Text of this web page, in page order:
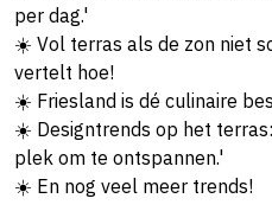
per dag.'
☀️ Vol terras als de zon niet
vertelt hoe!
☀️ Friesland is dé culinaire
☀️ Designtrends op het
plek om te ontspannen.'
☀️ En nog veel meer trends!